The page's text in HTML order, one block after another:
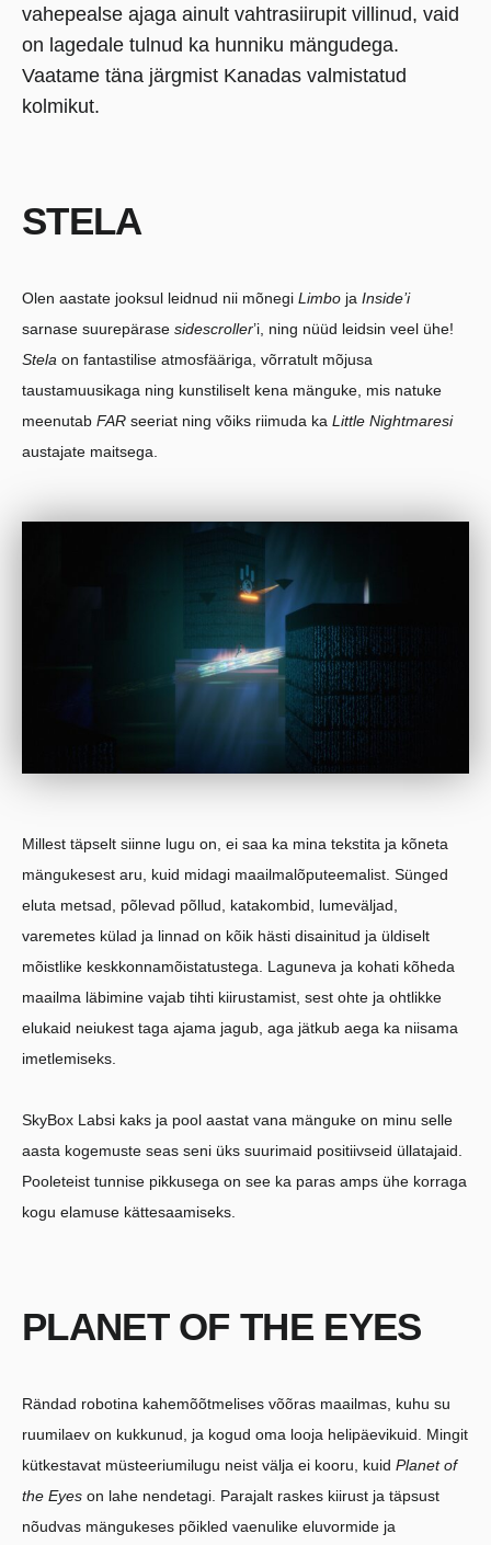
vahepealse ajaga ainult vahtrasiirupit villinud, vaid
on lagedale tulnud ka hunniku mängudega.
Vaatame täna järgmist Kanadas valmistatud
kolmikut.
STELA
Olen aastate jooksul leidnud nii mõnegi Limbo ja Inside’i
sarnase suurepärase sidescroller’i, ning nüüd leidsin veel ühe!
Stela on fantastilise atmosfääriga, võrratult mõjusa
taustamuusikaga ning kunstiliselt kena mänguke, mis natuke
meenutab FAR seeriat ning võiks riimuda ka Little Nightmaresi
austajate maitsega.
Millest täpselt siinne lugu on, ei saa ka mina tekstita ja kõneta
mängukesest aru, kuid midagi maailmalõputeemalist. Sünged
eluta metsad, põlevad põllud, katakombid, lumeväljad,
varemetes külad ja linnad on kõik hästi disainitud ja üldiselt
mõistlike keskkonnamõistatustega. Laguneva ja kohati kõheda
maailma läbimine vajab tihti kiirustamist, sest ohte ja ohtlikke
elukaid neiukest taga ajama jagub, aga jätkub aega ka niisama
imetlemiseks.
SkyBox Labsi kaks ja pool aastat vana mänguke on minu selle
aasta kogemuste seas seni üks suurimaid positiivseid üllatajaid.
Pooleteist tunnise pikkusega on see ka paras amps ühe korraga
kogu elamuse kättesaamiseks.
PLANET OF THE EYES
Rändad robotina kahemõõtmelises võõras maailmas, kuhu su
ruumilaev on kukkunud, ja kogud oma looja helipäevikuid. Mingit
kütkestavat müsteeriumilugu neist välja ei kooru, kuid Planet of
the Eyes on lahe nendetagi. Parajalt raskes kiirust ja täpsust
nõudvas mängukeses põikled vaenulike eluvormide ja